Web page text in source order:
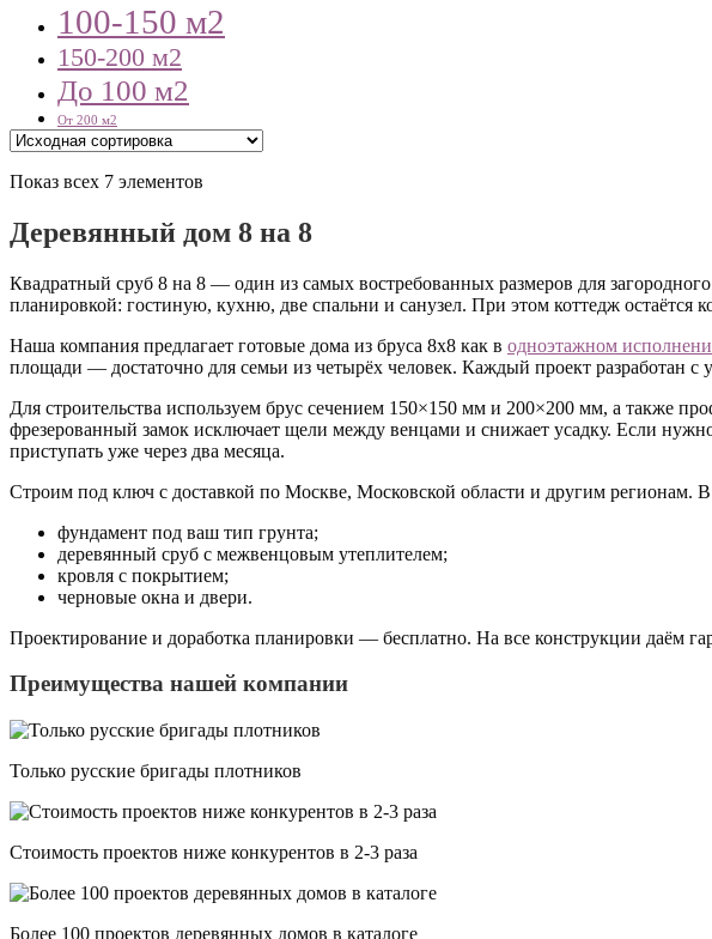
100-150 м2
150-200 м2
До 100 м2
От 200 м2
Показ всех 7 элементов
Деревянный дом 8 на 8
Квадратный сруб 8 на 8 — один из самых востребованных размеров для
планировкой: гостиную, кухню, две спальни и санузел. При этом коттедж
Наша компания предлагает готовые дома из бруса 8х8 как в одноэтажном
площади — достаточно для семьи из четырёх человек. Каждый проект разработан с
Для строительства используем брус сечением 150×150 мм и 200×200 мм, а также
фрезерованный замок исключает щели между венцами и снижает усадку. Если
приступать уже через два месяца.
Строим под ключ с доставкой по Москве, Московской области и другим регионам. В
фундамент под ваш тип грунта;
деревянный сруб с межвенцовым утеплителем;
кровля с покрытием;
черновые окна и двери.
Проектирование и доработка планировки — бесплатно. На все конструкции даём
Преимущества нашей компании
Только русские бригады плотников
Стоимость проектов ниже конкурентов в 2-3 раза
Более 100 проектов деревянных домов в каталоге